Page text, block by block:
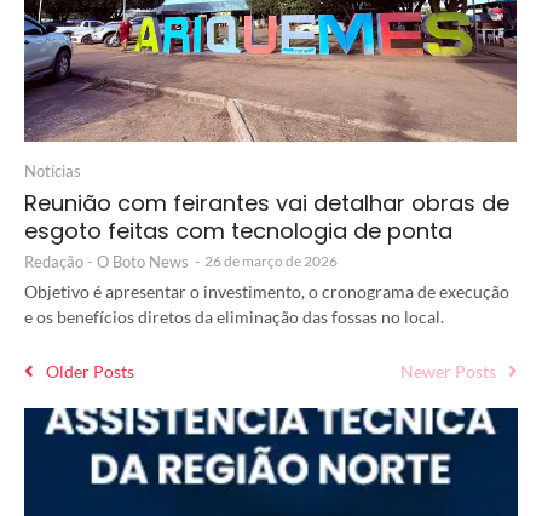
Notícias
Reunião com feirantes vai detalhar obras de
esgoto feitas com tecnologia de ponta
Redação - O Boto News - 26 de março de 2026
Objetivo é apresentar o investimento, o cronograma de execução
e os benefícios diretos da eliminação das fossas no local.
Older Posts Newer Posts